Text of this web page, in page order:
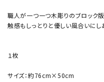
職人が一つ一つ木彫りのブロック
触感もしっとりと優しい風合いにし
１枚
サイズ：約76cm×50cm